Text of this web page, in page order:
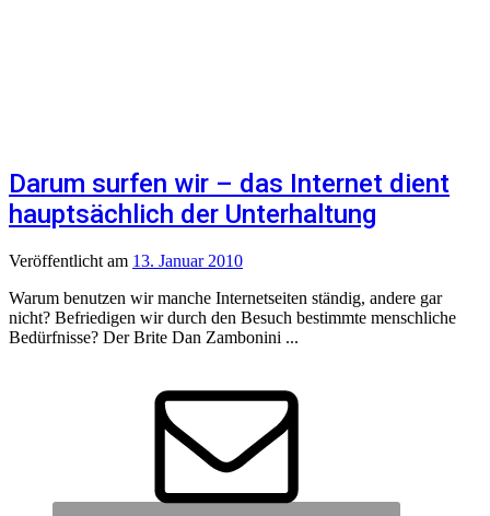
Darum surfen wir – das Internet dient
hauptsächlich der Unterhaltung
Veröffentlicht am 13. Januar 2010
Warum benutzen wir manche Internetseiten ständig, andere gar
nicht? Befriedigen wir durch den Besuch bestimmte menschliche
Bedürfnisse? Der Brite Dan Zambonini ...